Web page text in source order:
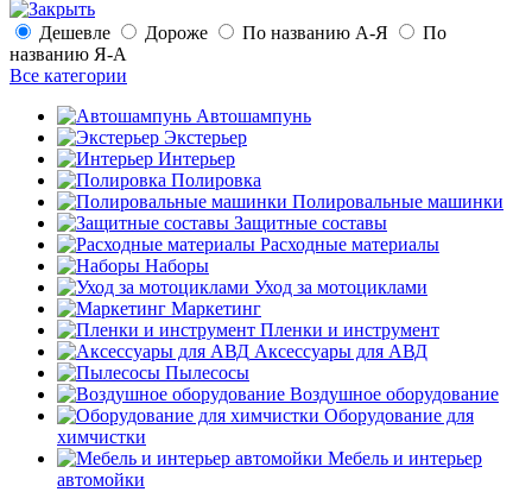
Дешевле Дороже По названию А-Я
По
названию Я-А
Все категории
Автошампунь
Экстерьер
Интерьер
Полировка
Полировальные машинки
Защитные составы
Расходные материалы
Наборы
Уход за мотоциклами
Маркетинг
Пленки и инструмент
Аксессуары для АВД
Пылесосы
Воздушное оборудование
Оборудование для
химчистки
Мебель и интерьер
автомойки